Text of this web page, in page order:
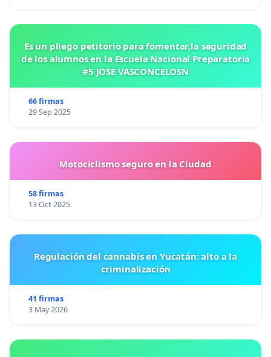
Es un pliego petitorio para fomentar,la seguridad
de los alumnos en la Escuela Nacional Preparatoria
#5 JOSE VASCONCELOSN
66 firmas
29 Sep 2025
Motociclismo seguro en la Ciudad
58 firmas
13 Oct 2025
Regulación del cannabis en Yucatán: alto a la
criminalización
41 firmas
3 May 2026